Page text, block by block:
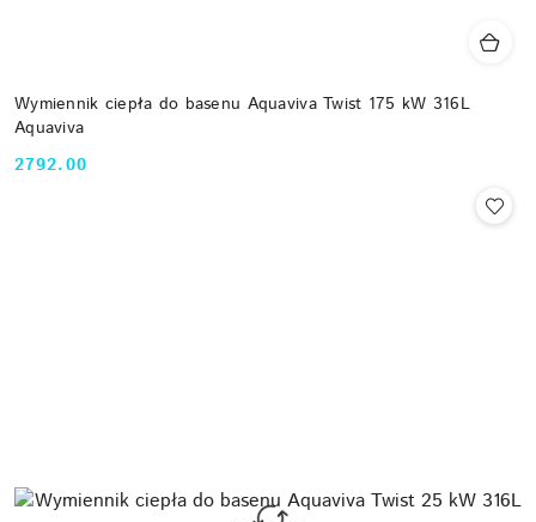
Wymiennik ciepła do basenu Aquaviva Twist 175 kW 316L
Aquaviva
Cena:
2792.00